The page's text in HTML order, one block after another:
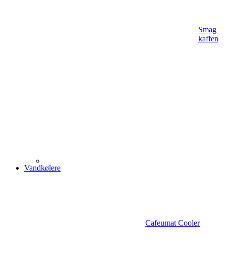
Smag
kaffen
Vandkølere
Cafeumat Cooler